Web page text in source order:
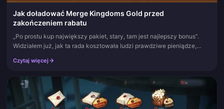
Jak doładować Merge Kingdoms Gold przed
zakończeniem rabatu
„Po prostu kup największy pakiet, stary, tam jest najlepszy bonus”.
Widziałem już, jak ta rada kosztowała ludzi prawdziwe pieniądze,
Czytaj więcej